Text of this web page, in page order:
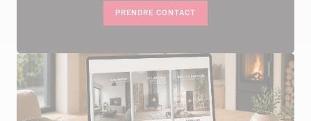
PRENDRE CONTACT